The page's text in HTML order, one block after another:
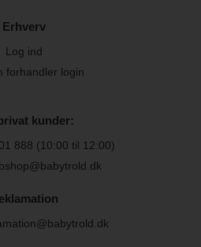
Erhverv
Log ind
forhandler login
kunder:
888 (10:00 til 12:00)